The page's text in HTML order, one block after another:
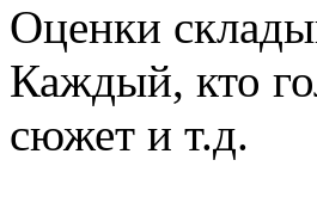
Оценки
Каждый, кто
сюжет и т.д.